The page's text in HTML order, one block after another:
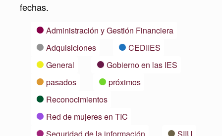
fechas.
CategoríasAdministración y Gestión Financiera
Adquisiciones
CEDIIES
General
Gobierno en las IES
pasados
próximos
Reconocimientos
Red de mujeres en TIC
Seguridad de la información
SIIU